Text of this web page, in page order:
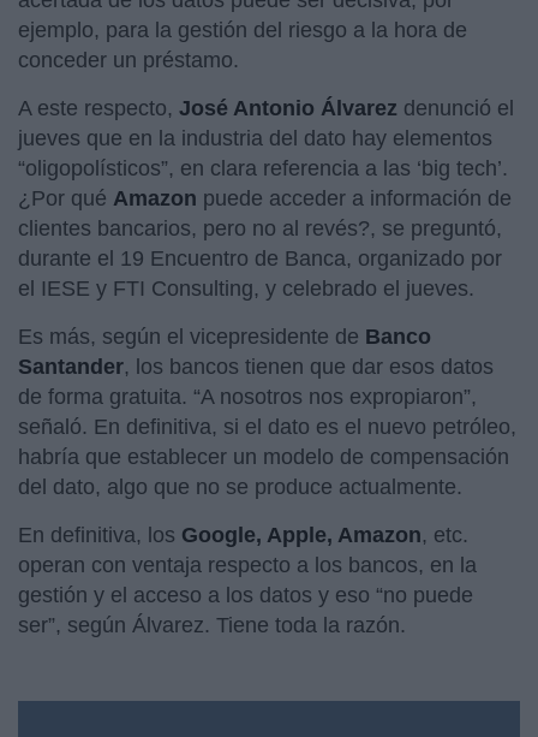
ejemplo, para la gestión del riesgo a la hora de
conceder un préstamo.
A este respecto, José Antonio Álvarez denunció el
jueves que en la industria del dato hay elementos
“oligopolísticos”, en clara referencia a las ‘big tech’.
¿Por qué Amazon puede acceder a información de
clientes bancarios, pero no al revés?, se preguntó,
durante el 19 Encuentro de Banca, organizado por
el IESE y FTI Consulting, y celebrado el jueves.
Es más, según el vicepresidente de Banco
Santander, los bancos tienen que dar esos datos
de forma gratuita. “A nosotros nos expropiaron”,
señaló. En definitiva, si el dato es el nuevo petróleo,
habría que establecer un modelo de compensación
del dato, algo que no se produce actualmente.
En definitiva, los Google, Apple, Amazon, etc.
operan con ventaja respecto a los bancos, en la
gestión y el acceso a los datos y eso “no puede
ser”, según Álvarez. Tiene toda la razón.